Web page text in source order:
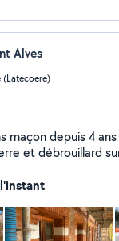
Alves
(Latecoere)
maçon depuis 4
plus tailleur de pierre et